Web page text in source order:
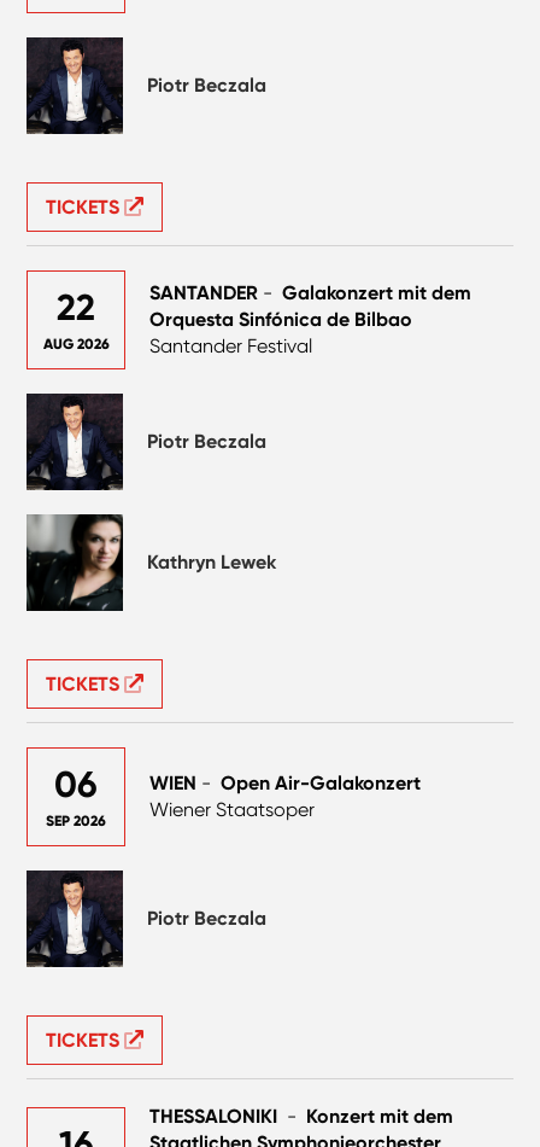
Piotr Beczala
TICKETS
22
AUG 2026
SANTANDER -Galakonzert mit dem
Orquesta Sinfónica de Bilbao
Santander Festival
Piotr Beczala
Kathryn Lewek
TICKETS
06
SEP 2026
WIEN -Open Air-Galakonzert
Wiener Staatsoper
Piotr Beczala
TICKETS
THESSALONIKI - Konzert mit dem